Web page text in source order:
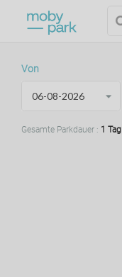
Von
Gesamte Parkdauer : 1 Tag